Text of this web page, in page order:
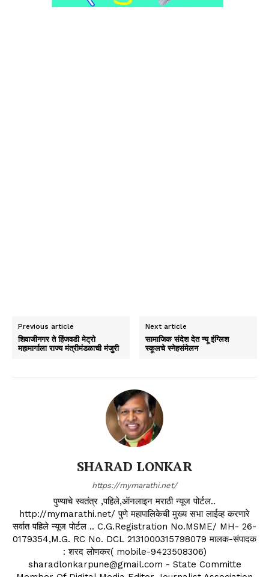
Previous article
शिवाजीनगर ते हिंजवडी मेट्रो
महामार्गाला राज्य मंत्रीमंडळाची मंजुरी
Next article
सामाजिक संदेश देत न्यू इंग्लिश
स्कूलचे स्नेहसंमेलन
SHARAD LONKAR
https://mymarathi.net/
पुण्याचे स्वतंत्र ,पहिले,ऑनलाइन मराठी न्यूज पोर्टल..
http://mymarathi.net/ पुणे महापालिकेची मुख्य सभा लाईव्ह करणारे
सर्वात पहिले न्यूज पोर्टल .. C.G.Registration No.MSME/ MH- 26-
0179354,M.G. RC No. DCL 2131000315798079 मालक-संपादक
: शरद लोणकर( mobile-9423508306)
sharadlonkarpune@gmail.com - State Committe